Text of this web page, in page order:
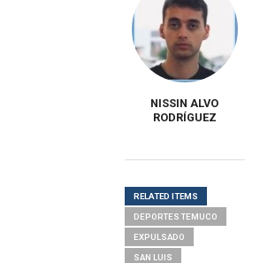
NISSIN ALVO
RODRÍGUEZ
RELATED ITEMS
DEPORTES TEMUCO
EXPULSADO
SAN LUIS